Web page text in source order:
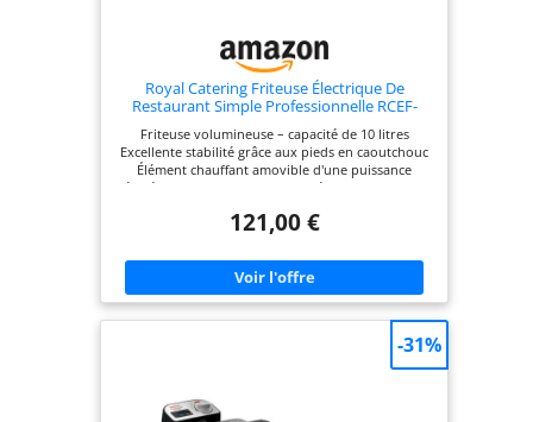
Royal Catering Friteuse Électrique De
Restaurant Simple Professionnelle RCEF-
16DH (3 200 W, Volume : 10 l, Température ?
200 °C, Thermostat, Robinet de vidange)
Friteuse volumineuse – capacité de 10 litres
Excellente stabilité grâce aux pieds en caoutchouc
Élément chauffant amovible d'une puissance
élevée de 3 200 W / 230 V Température de 200 °C
121,00 €
-31%